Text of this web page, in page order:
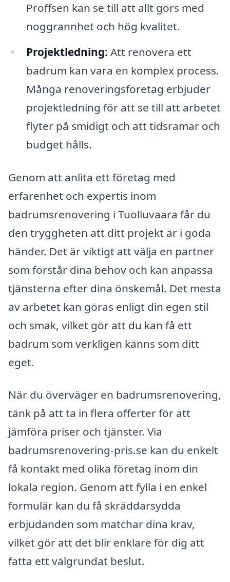
Proffsen kan se till att allt görs med
noggrannhet och hög kvalitet.
Projektledning: Att renovera ett
badrum kan vara en komplex process.
Många renoveringsföretag erbjuder
projektledning för att se till att arbetet
flyter på smidigt och att tidsramar och
budget hålls.
Genom att anlita ett företag med
erfarenhet och expertis inom
badrumsrenovering i Tuolluvaara får du
den tryggheten att ditt projekt är i goda
händer. Det är viktigt att välja en partner
som förstår dina behov och kan anpassa
tjänsterna efter dina önskemål. Det mesta
av arbetet kan göras enligt din egen stil
och smak, vilket gör att du kan få ett
badrum som verkligen känns som ditt
eget.
När du överväger en badrumsrenovering,
tänk på att ta in flera offerter för att
jämföra priser och tjänster. Via
badrumsrenovering-pris.se kan du enkelt
få kontakt med olika företag inom din
lokala region. Genom att fylla i en enkel
formulär kan du få skräddarsydda
erbjudanden som matchar dina krav,
vilket gör att det blir enklare för dig att
fatta ett välgrundat beslut.